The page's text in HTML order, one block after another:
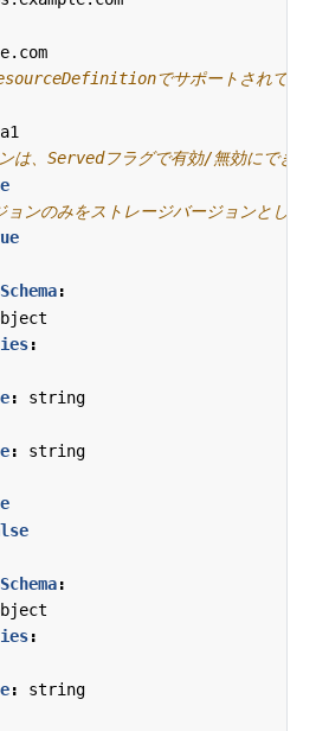
でサポートされてい
は、Servedフラグで有効/無効にできま
ンのみをストレージバージョンとして
:
:
:
string
:
string
:
:
:
string